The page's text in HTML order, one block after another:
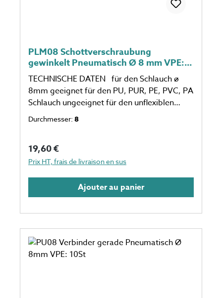
PLM08 Schottverschraubung
gewinkelt Pneumatisch Ø 8 mm VPE:
10St
TECHNISCHE DATEN für den Schlauch ø
8mm geeignet für den PU, PUR, PE, PVC, PA
Schlauch ungeeignet für den unflexiblen
Schlauch eine Verpackungseinheit einspricht
Durchmesser: 8
Prix régulier :
19,60 €
Prix HT, frais de livraison en sus
Ajouter au panier